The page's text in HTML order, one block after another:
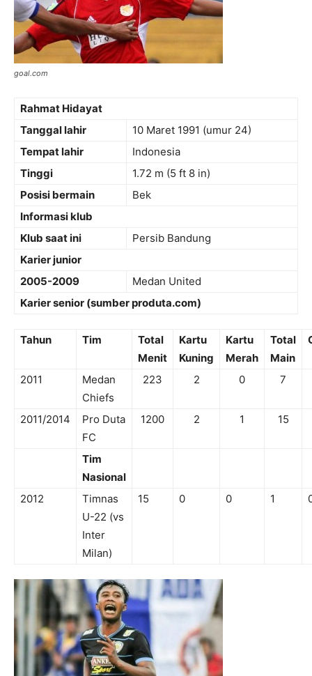
goal.com
Rahmat Hidayat
Tanggal lahir
10 Maret 1991 (umur 24)
Tempat lahir
Indonesia
Tinggi
1.72 m (5 ft 8 in)
Posisi bermain
Bek
Informasi klub
Klub saat ini
Persib Bandung
Karier junior
2005-2009
Medan United
Karier senior (sumber produta.com)
Tahun Tim
Total
Menit
Kartu
Kuning
Kartu
Merah
Total
Main
2011
Medan
Chiefs
223 2 0 7
2011/2014
Pro Duta
FC
1200 2 1 15
Tim
Nasional
2012
Timnas
U-22 (vs
Inter
Milan)
15 0 0 1